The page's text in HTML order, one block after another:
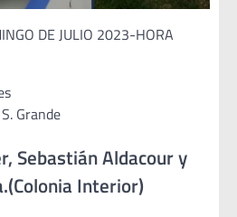
DE JULIO 2023-HORA
Grande
Sebastián Aldacour y
Interior)